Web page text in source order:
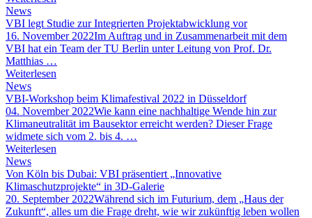
News
VBI legt Studie zur Integrierten Projektabwicklung vor
16. November 2022Im Auftrag und in Zusammenarbeit mit dem
VBI hat ein Team der TU Berlin unter Leitung von Prof. Dr.
Matthias …
Weiterlesen
News
VBI-Workshop beim Klimafestival 2022 in Düsseldorf
04. November 2022Wie kann eine nachhaltige Wende hin zur
Klimaneutralität im Bausektor erreicht werden? Dieser Frage
widmete sich vom 2. bis 4. …
Weiterlesen
News
Von Köln bis Dubai: VBI präsentiert „Innovative
Klimaschutzprojekte“ in 3D-Galerie
20. September 2022Während sich im Futurium, dem „Haus der
Zukunft“, alles um die Frage dreht, wie wir zukünftig leben wollen